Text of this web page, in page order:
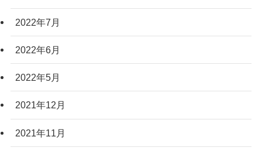
2022年7月
2022年6月
2022年5月
2021年12月
2021年11月